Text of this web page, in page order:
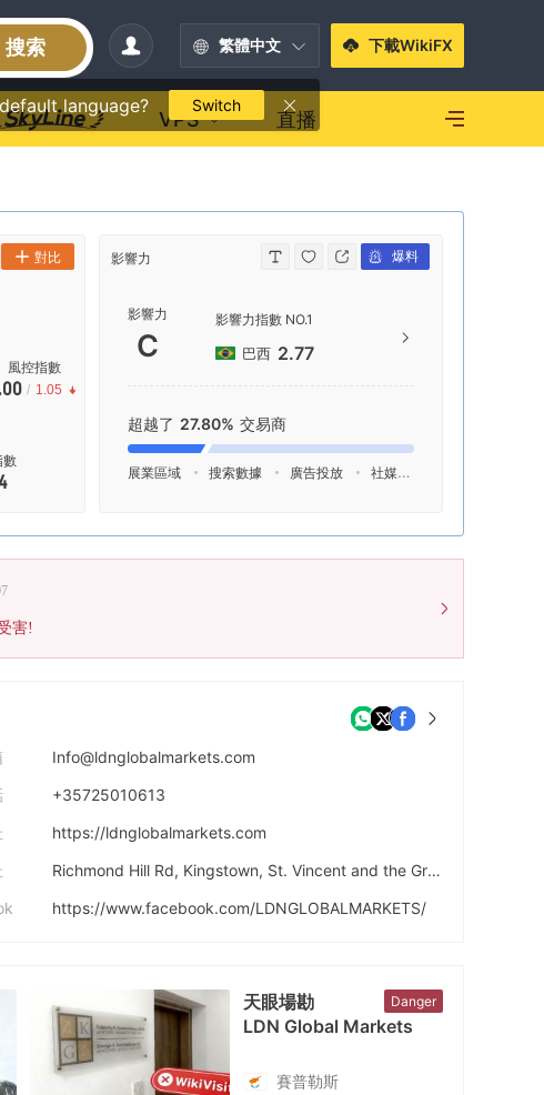
搜索 繁體中文
language? Switch
下載WikiFX
VPS 直播
數
風控指數
/ 1.05
影響力
影響力
C
影響力指數 NO.1
巴西 2.77
超越了 27.80% 交易商
展業區域 搜索數據 廣告投放 社媒指數
對比 爆料
害!
Info@ldnglobalmarkets.com
+35725010613
https://ldnglobalmarkets.com
Richmond Hill Rd, Kingstown, St. Vincent and the Grenadines, VC0100.
https://www.facebook.com/LDNGLOBALMARKETS/
天眼場勘
LDN Global Markets
Danger
賽普勒斯